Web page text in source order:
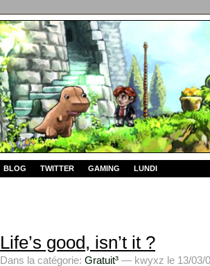
BLOG TWITTER GAMING LUNDI
Life’s good, isn’t it ?
Dans la catégorie: Gratuit³ — kwyxz le 13/03/